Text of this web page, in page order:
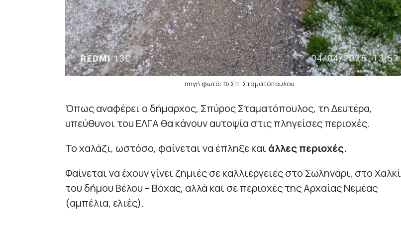
πηγή φωτό: fb Σπ. Σταματόπουλου
Όπως αναφέρει ο δήμαρχος, Σπύρος Σταματόπουλος, τη Δευτέρα,
υπεύθυνοι του ΕΛΓΑ θα κάνουν αυτοψία στις πληγείσες περιοχές.
Το χαλάζι, ωστόσο, φαίνεται να έπληξε και άλλες περιοχές.
Φαίνεται να έχουν γίνει ζημιές σε καλλιέργειες στο Σωληνάρι, στο Χαλκί
του δήμου Βέλου – Βόχας, αλλά και σε περιοχές της Αρχαίας Νεμέας
(αμπέλια, ελιές).